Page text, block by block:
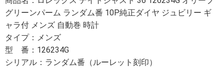
グリーンパーム ランダム番 10P純正ダイヤ ジュビリー ギ
ャラ付 メンズ 自動巻 時計
タイプ：メンズ
型 番：126234G
シリアル：ランダム番（ルーレット刻印）